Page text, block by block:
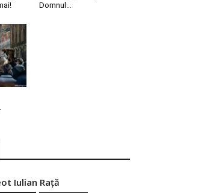
Domnul…
Iulian Raţă